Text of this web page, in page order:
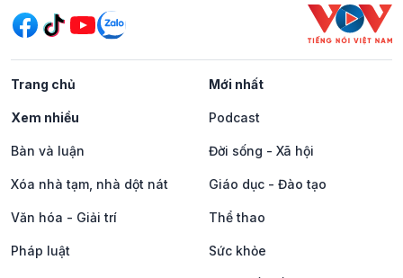
Trang chủ Mới nhất
Xem nhiều Podcast
Bàn và luận Đời sống - Xã hội
Xóa nhà tạm, nhà dột nát Giáo dục - Đào tạo
Văn hóa - Giải trí Thể thao
Pháp luật Sức khỏe